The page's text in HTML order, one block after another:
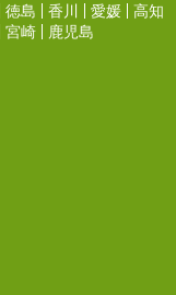
徳島 香川 愛媛
高知
宮崎
鹿児島